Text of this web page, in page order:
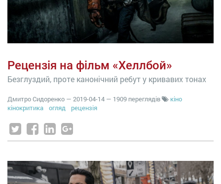
Рецензія на фільм «Хеллбой»
Безглуздий, проте канонічний ребут у кривавих тонах
Дмитро Сидоренко — 2019-04-14 — 1909 переглядів
кіно
кінокритика
огляд рецензія